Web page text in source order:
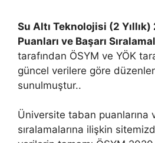
Su Altı Teknolojisi (2
Puanları ve Başarı
tarafından ÖSYM ve YÖK
güncel verilere göre
sunulmuştur..
Üniversite taban puanlarına
sıralamalarına ilişkin